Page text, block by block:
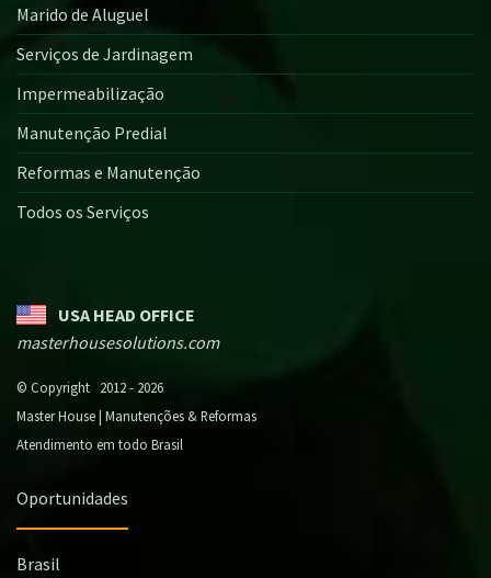
Marido de Aluguel
Serviços de Jardinagem
Impermeabilização
Manutenção Predial
Reformas e Manutenção
Todos os Serviços
USA HEAD OFFICE
masterhousesolutions.com
© Copyright 2012 - 2026
Master House | Manutenções & Reformas
Atendimento em todo Brasil
Oportunidades
Brasil